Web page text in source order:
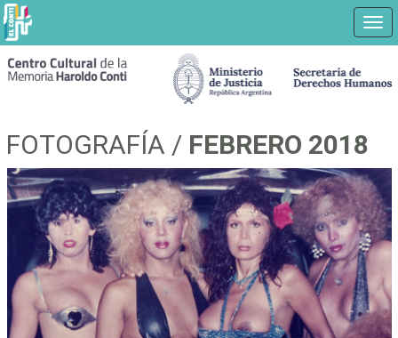
FOTOGRAFÍA / FEBRERO 2018